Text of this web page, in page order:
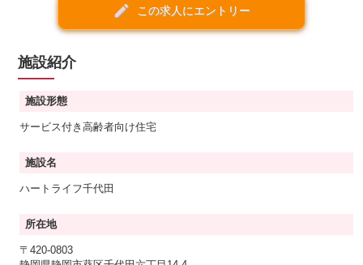
create この求人にエントリー
施設紹介
施設形態
サービス付き高齢者向け住宅
施設名
ハートライフ千代田
所在地
〒420-0803